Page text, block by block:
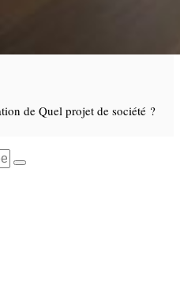
de Quel projet de société ?